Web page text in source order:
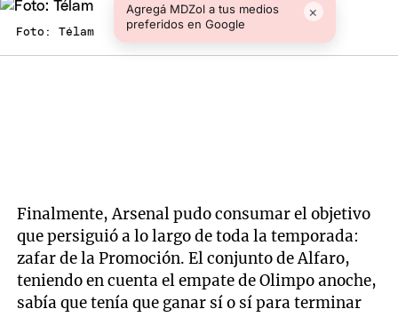
Agregá MDZol a tus medios
preferidos en Google
×
Foto: Télam
Finalmente, Arsenal pudo consumar el objetivo
que persiguió a lo largo de toda la temporada:
zafar de la Promoción. El conjunto de Alfaro,
teniendo en cuenta el empate de Olimpo anoche,
sabía que tenía que ganar sí o sí para terminar